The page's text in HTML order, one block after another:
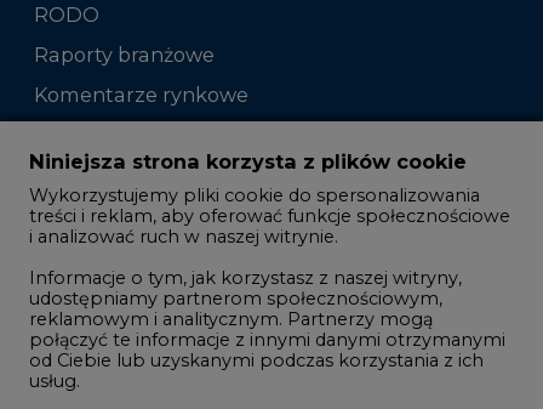
RODO
Raporty branżowe
Komentarze rynkowe
Zmiany kadrowe na rynku
Studio CIRE
Rozmowy o energetyce
Gospodarka
Geopolityka
LTE450
Niniejsza strona korzysta z plików cookie
Wykorzystujemy pliki cookie do spersonalizowania
treści i reklam, aby oferować funkcje społecznościowe
i analizować ruch w naszej witrynie.
Informacje o tym, jak korzystasz z naszej witryny,
udostępniamy partnerom społecznościowym,
reklamowym i analitycznym. Partnerzy mogą
połączyć te informacje z innymi danymi otrzymanymi
od Ciebie lub uzyskanymi podczas korzystania z ich
usług.